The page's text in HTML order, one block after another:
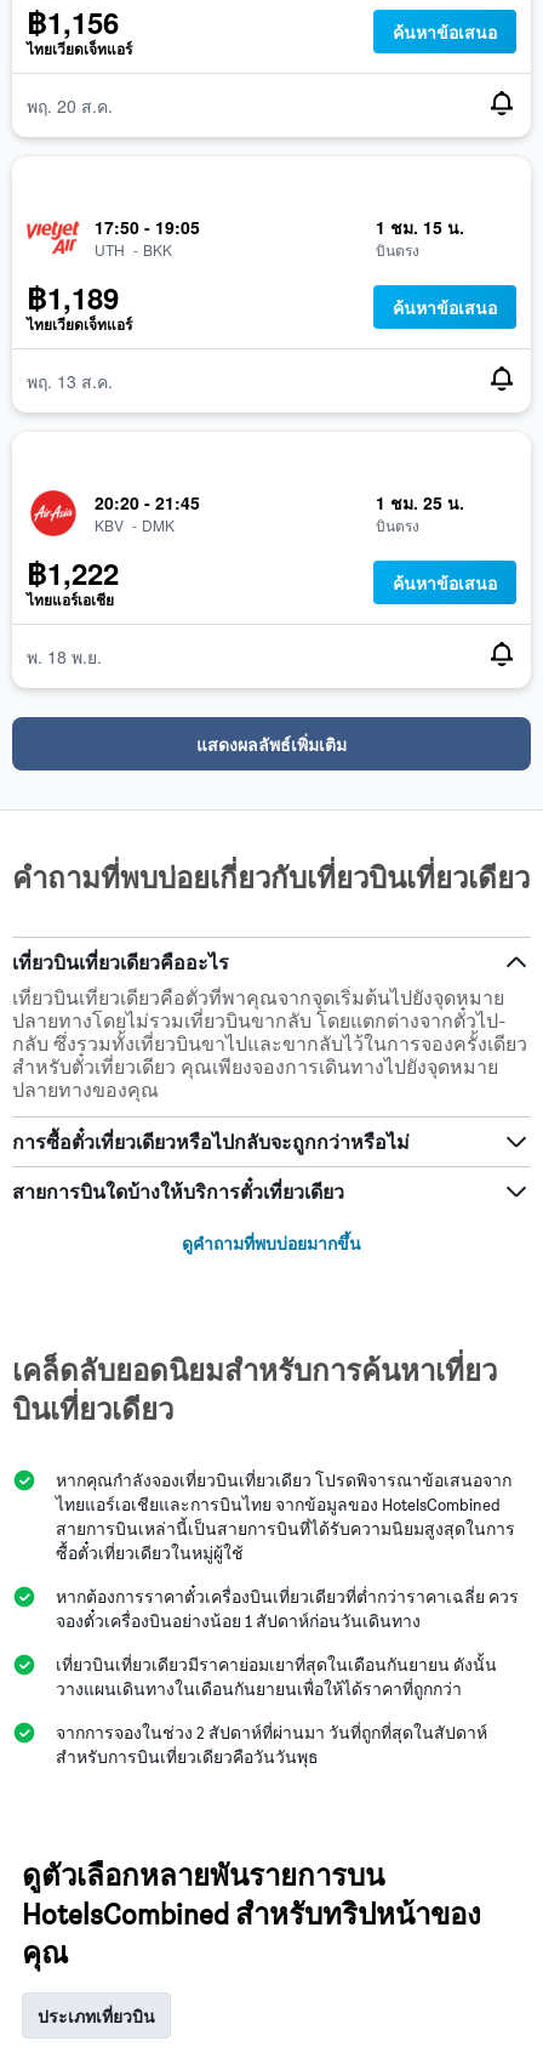
฿1,156
ไทยเวียดเจ็ทแอร์
ค้นหาข้อเสนอ
พฤ. 20 ส.ค.
17:50 - 19:05
UTH ท่าอากาศยานนานาชาติอุดรธานี
- BKK กรุงเทพมหานคร ท่าอากาศยานสุวรรณภูมิ
1 ชม. 15 น.
บินตรง
฿1,189
ไทยเวียดเจ็ทแอร์
ค้นหาข้อเสนอ
พฤ. 13 ส.ค.
20:20 - 21:45
KBV ท่าอากาศยานนานาชาติกระบี่
- DMK กรุงเทพมหานคร ท่าอากาศยานดอนเมือง
1 ชม. 25 น.
บินตรง
฿1,222
ไทยแอร์เอเชีย
ค้นหาข้อเสนอ
พ. 18 พ.ย.
แสดงผลลัพธ์เพิ่มเติม
คำถามที่พบบ่อยเกี่ยวกับเที่ยวบินเที่ยวเดียว
เที่ยวบินเที่ยวเดียวคืออะไร
เที่ยวบินเที่ยวเดียวคือตั๋วที่พาคุณจากจุดเริ่มต้นไปยังจุดหมาย
ปลายทางโดยไม่รวมเที่ยวบินขากลับ โดยแตกต่างจากตั๋วไป-
กลับ ซึ่งรวมทั้งเที่ยวบินขาไปและขากลับไว้ในการจองครั้งเดียว
สำหรับตั๋วเที่ยวเดียว คุณเพียงจองการเดินทางไปยังจุดหมาย
ปลายทางของคุณ
การซื้อตั๋วเที่ยวเดียวหรือไปกลับจะถูกกว่าหรือไม่
สายการบินใดบ้างให้บริการตั๋วเที่ยวเดียว
ดูคำถามที่พบบ่อยมากขึ้น
เคล็ดลับยอดนิยมสำหรับการค้นหาเที่ยว
บินเที่ยวเดียว
หากคุณกำลังจองเที่ยวบินเที่ยวเดียว โปรดพิจารณาข้อเสนอจาก
ไทยแอร์เอเชียและการบินไทย จากข้อมูลของ HotelsCombined
สายการบินเหล่านี้เป็นสายการบินที่ได้รับความนิยมสูงสุดในการ
ซื้อตั๋วเที่ยวเดียวในหมู่ผู้ใช้
หากต้องการราคาตั๋วเครื่องบินเที่ยวเดียวที่ต่ำกว่าราคาเฉลี่ย ควร
จองตั๋วเครื่องบินอย่างน้อย 1 สัปดาห์ก่อนวันเดินทาง
เที่ยวบินเที่ยวเดียวมีราคาย่อมเยาที่สุดในเดือนกันยายน ดังนั้น
วางแผนเดินทางในเดือนกันยายนเพื่อให้ได้ราคาที่ถูกกว่า
จากการจองในช่วง 2 สัปดาห์ที่ผ่านมา วันที่ถูกที่สุดในสัปดาห์
สำหรับการบินเที่ยวเดียวคือวันวันพุธ
ดูตัวเลือกหลายพันรายการบน
HotelsCombined สำหรับทริปหน้าของ
คุณ
ประเภทเที่ยวบิน